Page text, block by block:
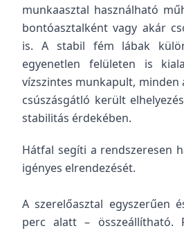
munkaasztal használható
bontóasztalként vagy akár
is. A stabil fém lábak
egyenetlen felületen is
vízszintes munkapult,
csúszásgátló került
stabilitás érdekében.
Hátfal segíti a rendszeresen
igényes elrendezését.
A szerelőasztal egyszerűen
perc alatt – összeállítható.